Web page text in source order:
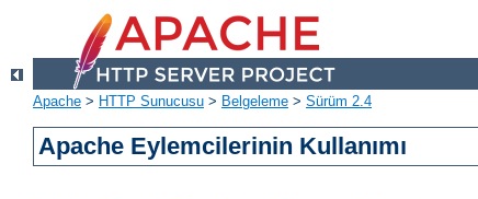
Apache > HTTP Sunucusu > Belgeleme > Sürüm 2.4
Apache Eylemcilerinin Kullanımı